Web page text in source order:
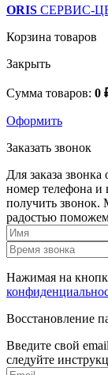
ORIS СЕРВИС-
Корзина товаров
Закрыть
Сумма товаров: 0
Оформить
Заказать звонок
Для заказа
номер телефона и
получить звонок.
радостью
Нажимая на
Восстановление
Введите свой
следуйте